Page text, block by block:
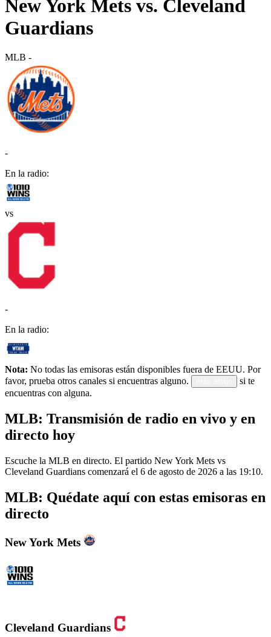
New York Mets vs. Cleveland
Guardians
MLB -
-
En la radio:
vs
-
En la radio:
Nota: No todas las emisoras están disponibles fuera de EEUU. Por
favor, prueba otros canales si encuentras alguno.
si te
encuentras con alguna.
MLB: Transmisión de radio en vivo y en
directo hoy
Escuche la MLB en directo. El partido New York Mets vs
Cleveland Guardians comenzará el 6 de agosto de 2026 a las 19:10.
MLB: Quédate aquí con estas emisoras en
directo
New York Mets
Cleveland Guardians